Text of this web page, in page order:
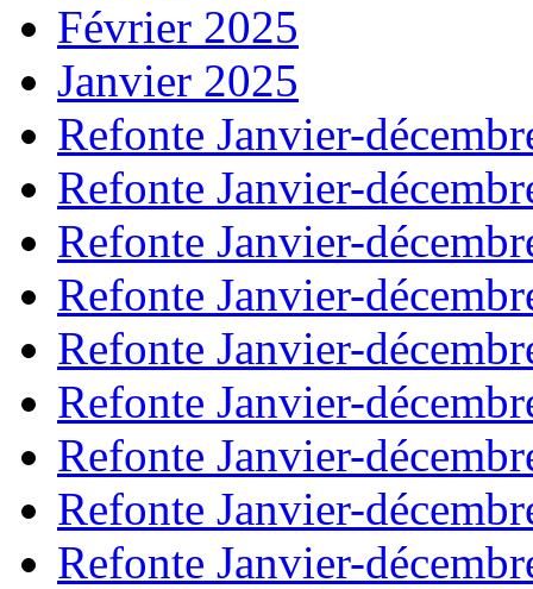
Février 2025
Janvier 2025
Refonte Janvier-
Refonte Janvier-
Refonte Janvier-
Refonte Janvier-
Refonte Janvier-
Refonte Janvier-
Refonte Janvier-
Refonte Janvier-
Refonte Janvier-